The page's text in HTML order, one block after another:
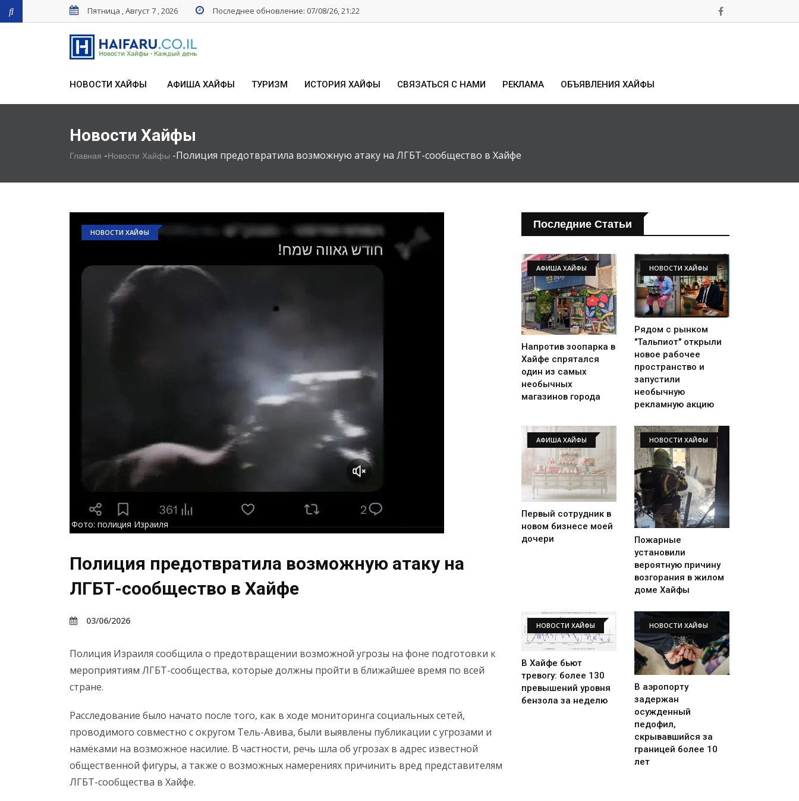
Пятница , Август 7 , 2026 Последнее обновление: 07/08/26, 21:22
НОВОСТИ ХАЙФЫ АФИША ХАЙФЫ ТУРИЗМ ИСТОРИЯ ХАЙФЫ СВЯЗАТЬСЯ С НАМИ РЕКЛАМА ОБЪЯВЛЕНИЯ ХАЙФЫ
Новости Хайфы
Главная -Новости Хайфы -Полиция предотвратила возможную атаку на ЛГБТ-сообщество в Хайфе
НОВОСТИ ХАЙФЫ
Фото: полиция Израиля
Полиция предотвратила возможную атаку на
ЛГБТ-сообщество в Хайфе
03/06/2026
Полиция Израиля сообщила о предотвращении возможной угрозы на фоне подготовки к
мероприятиям ЛГБТ-сообщества, которые должны пройти в ближайшее время по всей
стране.
Расследование было начато после того, как в ходе мониторинга социальных сетей,
проводимого совместно с округом Тель-Авива, были выявлены публикации с угрозами и
намёками на возможное насилие. В частности, речь шла об угрозах в адрес известной
общественной фигуры, а также о возможных намерениях причинить вред представителям
ЛГБТ-сообщества в Хайфе.
Последние Статьи
АФИША ХАЙФЫ
Напротив зоопарка в
Хайфе спрятался
один из самых
необычных
магазинов города
НОВОСТИ ХАЙФЫ
Рядом с рынком
"Тальпиот" открыли
новое рабочее
пространство и
запустили
необычную
рекламную акцию
АФИША ХАЙФЫ
Первый сотрудник в
новом бизнесе моей
дочери
НОВОСТИ ХАЙФЫ
Пожарные
установили
вероятную причину
возгорания в жилом
доме Хайфы
НОВОСТИ ХАЙФЫ
В Хайфе бьют
тревогу: более 130
превышений уровня
бензола за неделю
НОВОСТИ ХАЙФЫ
В аэропорту
задержан
осужденный
педофил,
скрывавшийся за
границей более 10
лет